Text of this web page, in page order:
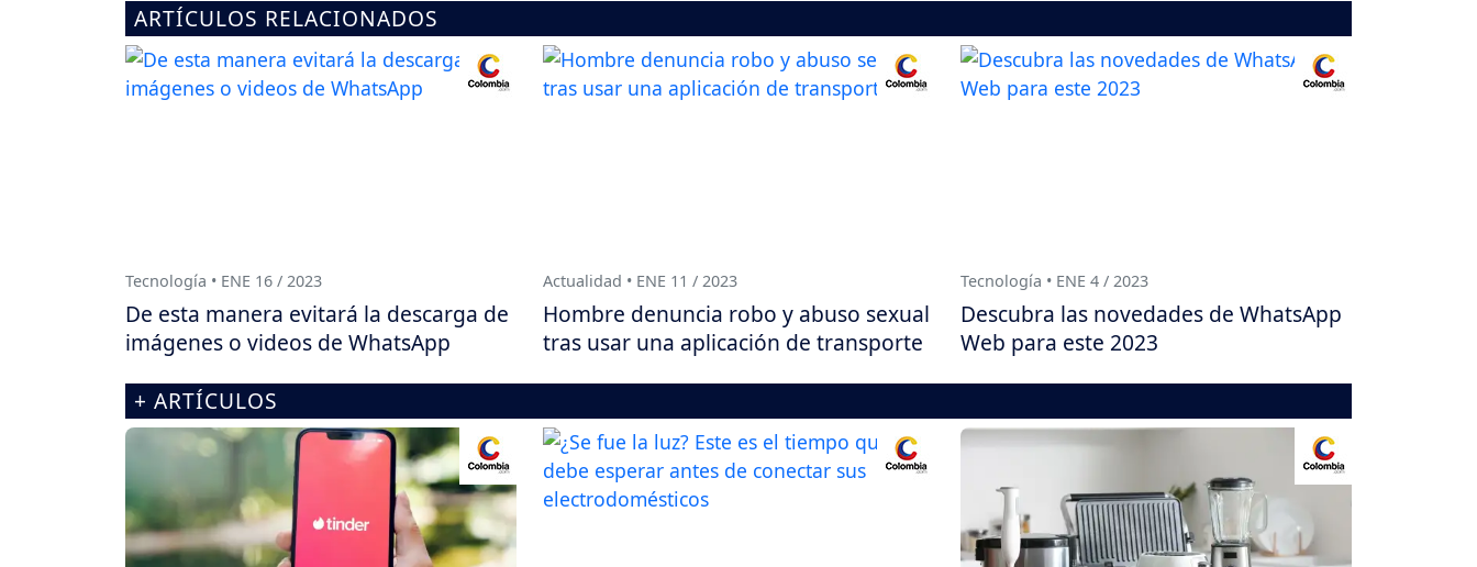
ARTÍCULOS RELACIONADOS
Tecnología • ENE 16 / 2023
De esta manera evitará la descarga de
imágenes o videos de WhatsApp
Actualidad • ENE 11 / 2023
Hombre denuncia robo y abuso sexual
tras usar una aplicación de transporte
Tecnología • ENE 4 / 2023
Descubra las novedades de WhatsApp
Web para este 2023
+ ARTÍCULOS